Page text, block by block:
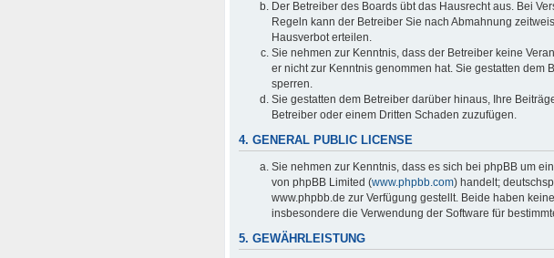
Der Betreiber des Boards übt das Hausrecht aus. Bei
Regeln kann der Betreiber Sie nach Abmahnung
Hausverbot erteilen.
Sie nehmen zur Kenntnis, dass der Betreiber keine
er nicht zur Kenntnis genommen hat. Sie gestatten dem
sperren.
Sie gestatten dem Betreiber darüber hinaus, Ihre
Betreiber oder einem Dritten Schaden zuzufügen.
4. GENERAL PUBLIC LICENSE
Sie nehmen zur Kenntnis, dass es sich bei phpBB um
von phpBB Limited (www.phpbb.com) handelt;
www.phpbb.de zur Verfügung gestellt. Beide haben
insbesondere die Verwendung der Software für
5. GEWÄHRLEISTUNG